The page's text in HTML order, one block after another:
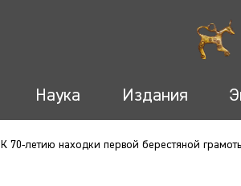
Наука Издания
К 70-летию находки первой берестяной